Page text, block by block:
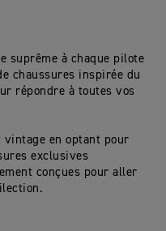
suprême à chaque pilote
chaussures inspirée du
répondre à toutes vos
vintage en optant pour
exclusives
conçues pour aller